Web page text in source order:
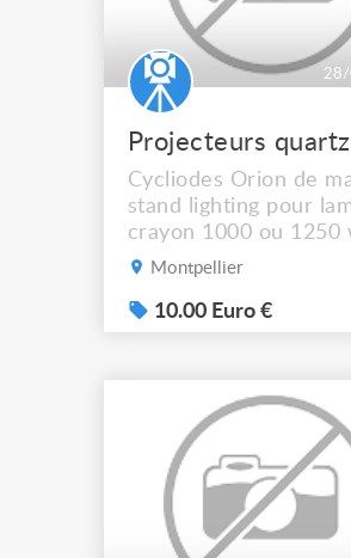
Cycliodes Orion de
stand lighting pour
crayon 1000 ou 1250
vendu 10 € unitaire ou
Montpellier
10.00 Euro €